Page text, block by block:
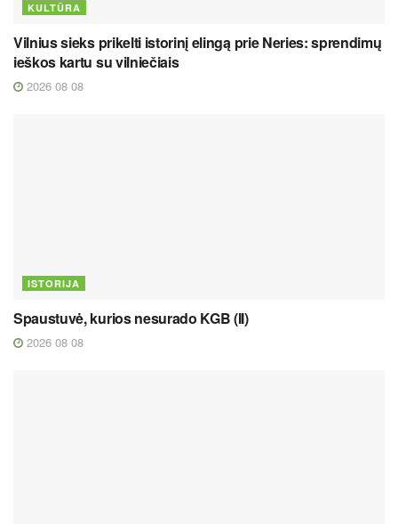
KULTŪRA
Vilnius sieks prikelti istorinį elingą prie Neries: sprendimų
ieškos kartu su vilniečiais
2026 08 08
ISTORIJA
Spaustuvė, kurios nesurado KGB (II)
2026 08 08